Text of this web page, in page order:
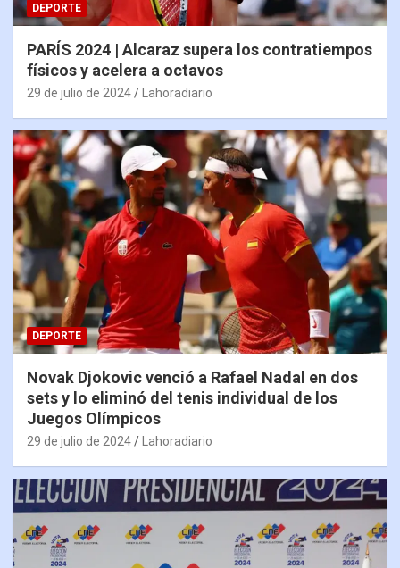
DEPORTE
PARÍS 2024 | Alcaraz supera los contratiempos
físicos y acelera a octavos
29 de julio de 2024 Lahoradiario
DEPORTE
Novak Djokovic venció a Rafael Nadal en dos
sets y lo eliminó del tenis individual de los
Juegos Olímpicos
29 de julio de 2024 Lahoradiario